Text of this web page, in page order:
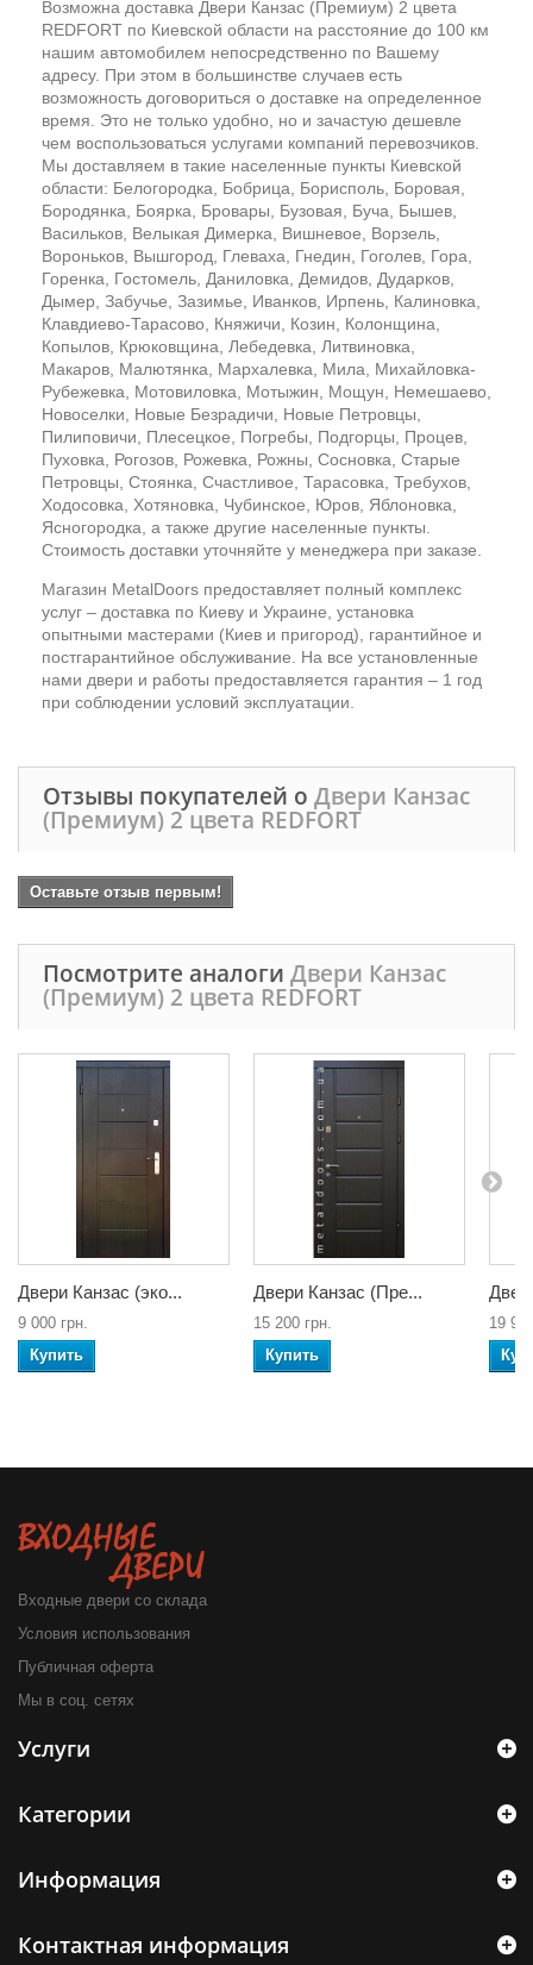
Возможна доставка Двери Канзас (Премиум) 2 цвета
REDFORT по Киевской области на расстояние до 100 км
нашим автомобилем непосредственно по Вашему
адресу. При этом в большинстве случаев есть
возможность договориться о доставке на определенное
время. Это не только удобно, но и зачастую дешевле
чем воспользоваться услугами компаний перевозчиков.
Мы доставляем в такие населенные пункты Киевской
области: Белогородка, Бобрица, Борисполь, Боровая,
Бородянка, Боярка, Бровары, Бузовая, Буча, Бышев,
Васильков, Велыкая Димерка, Вишневое, Ворзель,
Вороньков, Вышгород, Глеваха, Гнедин, Гоголев, Гора,
Горенка, Гостомель, Даниловка, Демидов, Дударков,
Дымер, Забучье, Зазимье, Иванков, Ирпень, Калиновка,
Клавдиево-Тарасово, Княжичи, Козин, Колонщина,
Копылов, Крюковщина, Лебедевка, Литвиновка,
Макаров, Малютянка, Мархалевка, Мила, Михайловка-
Рубежевка, Мотовиловка, Мотыжин, Мощун, Немешаево,
Новоселки, Новые Безрадичи, Новые Петровцы,
Пилиповичи, Плесецкое, Погребы, Подгорцы, Процев,
Пуховка, Рогозов, Рожевка, Рожны, Сосновка, Старые
Петровцы, Стоянка, Счастливое, Тарасовка, Требухов,
Ходосовка, Хотяновка, Чубинское, Юров, Яблоновка,
Ясногородка, а также другие населенные пункты.
Стоимость доставки уточняйте у менеджера при заказе.
Магазин MetalDoors предоставляет полный комплекс
услуг – доставка по Киеву и Украине, установка
опытными мастерами (Киев и пригород), гарантийное и
постгарантийное обслуживание. На все установленные
нами двери и работы предоставляется гарантия – 1 год
при соблюдении условий эксплуатации.
Отзывы покупателей о Двери Канзас
(Премиум) 2 цвета REDFORT
Оставьте отзыв первым!
Посмотрите аналоги Двери Канзас
(Премиум) 2 цвета REDFORT
Двери Канзас (эко...
9 000 грн.
Купить
Двери Канзас (Пре...
15 200 грн.
Купить
19
Входные двери со склада
Условия использования
Публичная оферта
Мы в соц. сетях
Услуги
Категории
Информация
Контактная информация